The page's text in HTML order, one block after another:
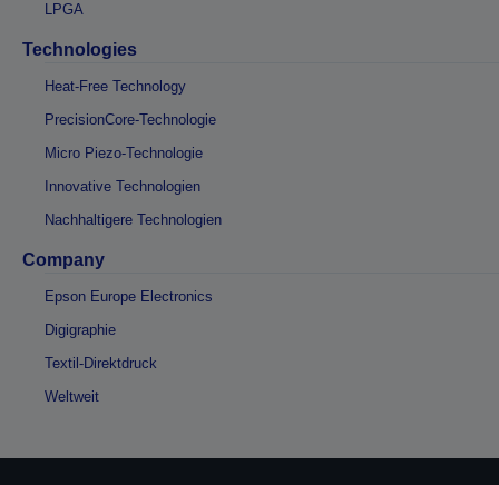
LPGA
Technologies
Heat-Free Technology
PrecisionCore-Technologie
Micro Piezo-Technologie
Innovative Technologien
Nachhaltigere Technologien
Company
Epson Europe Electronics
Digigraphie
Textil-Direktdruck
Weltweit